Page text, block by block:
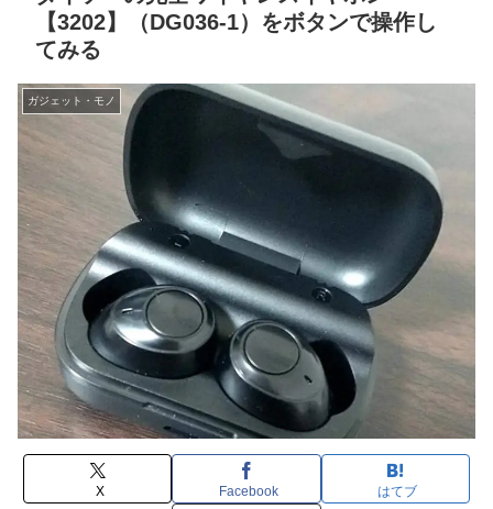
【3202】（DG036-1）をボタンで操作し
てみる
ガジェット・モノ
X Facebook はてブ